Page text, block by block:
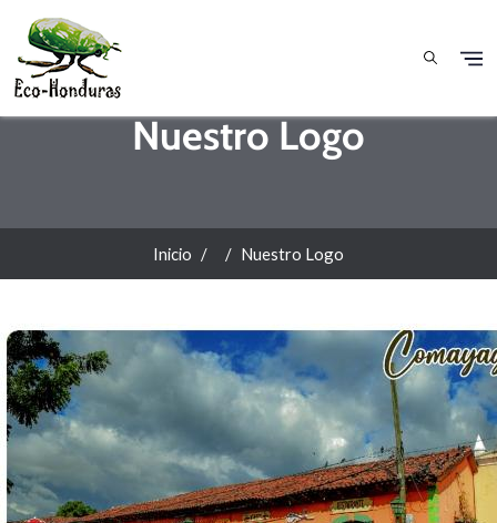
Nuestro Logo
Inicio Nuestro Logo